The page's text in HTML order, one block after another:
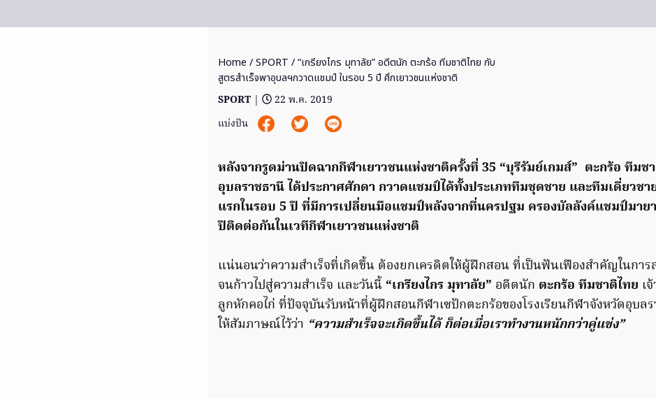
Home /SPORT / “เกรียงไกร มุทาลัย” อดีตนัก ตะกร้อ ทีมชาติไทย กับ
สูตรสำเร็จพาอุบลฯกวาดแชมป์ ในรอบ 5 ปี ศึกเยาวชนแห่งชาติ
SPORT |
22 พ.ค. 2019
แบ่งปัน
หลังจากรูดม่านปิดฉากกีฬาเยาวชนแห่งชาติครั้งที่ 35 “บุรีรัมย์เกมส์” ตะกร้อ ทีมช
อุบลราชธานี ได้ประกาศศักดา กวาดแชมป์ได้ทั้งประเภททีมชุดชาย และทีมเดี่ยวชา
แรกในรอบ 5 ปี ที่มีการเปลี่ยนมือแชมป์หลังจากที่นครปฐม ครองบัลลังค์แชมป์มาย
ปีติดต่อกันในเวทีกีฬาเยาวชนแห่งชาติ
แน่นอนว่าความสำเร็จที่เกิดขึ้น ต้องยกเครดิตให้ผู้ฝึกสอน ที่เป็นฟันเฟืองสำคัญในกา
จนก้าวไปสู่ความสำเร็จ และวันนี้ “เกรียงไกร มุทาลัย” อดีตนัก ตะกร้อ ทีมชาติไทย เ
ลูกหักคอไก่ ที่ปัจจุบันรับหน้าที่ผู้ฝึกสอนกีฬาเซปักตะกร้อของโรงเรียนกีฬาจังหวัดอุบล
ให้สัมภาษณ์ไว้ว่า “ความสำเร็จจะเกิดขึ้นได้ ก็ต่อเมื่อเราทำงานหนักกว่าคู่แข่ง”